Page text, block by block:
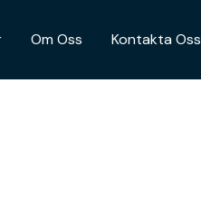
Om Oss Kontakta Oss